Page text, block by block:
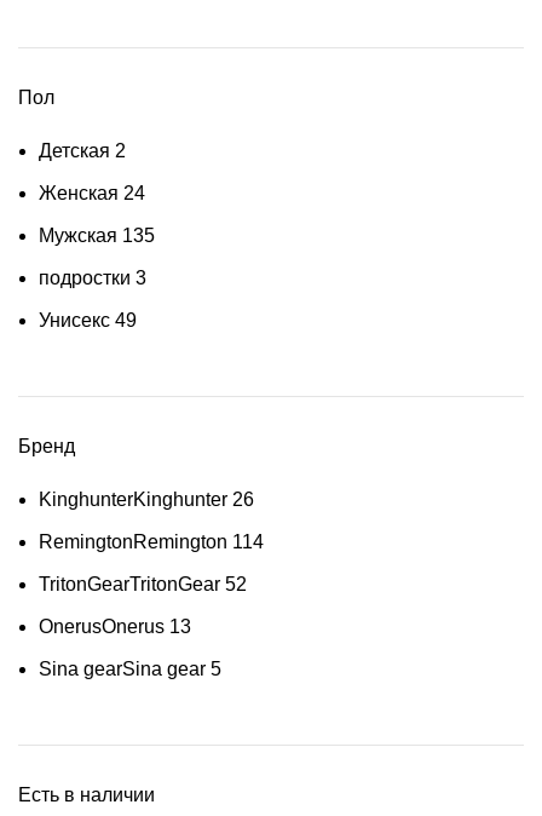
Пол
Детская 2
Женская 24
Мужская 135
подростки 3
Унисекс 49
Бренд
KinghunterKinghunter 26
RemingtonRemington 114
TritonGearTritonGear 52
OnerusOnerus 13
Sina gearSina gear 5
Есть в наличии